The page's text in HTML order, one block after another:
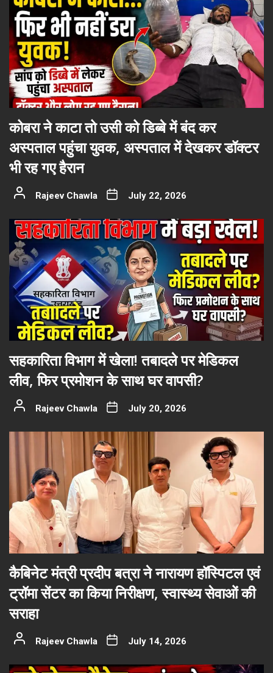
कोबरा ने काटा तो उसी को डिब्बे में बंद कर
अस्पताल पहुंचा युवक, अस्पताल में देखकर डॉक्टर
भी रह गए हैरान
Rajeev Chawla July 22, 2026
सहकारिता विभाग में खेला! तबादले पर मेडिकल
लीव, फिर प्रमोशन के साथ घर वापसी?
Rajeev Chawla July 20, 2026
कैबिनेट मंत्री प्रदीप बत्रा ने नारायण हॉस्पिटल एवं
ट्रॉमा सेंटर का किया निरीक्षण, स्वास्थ्य सेवाओं की
सराहा
Rajeev Chawla July 14, 2026